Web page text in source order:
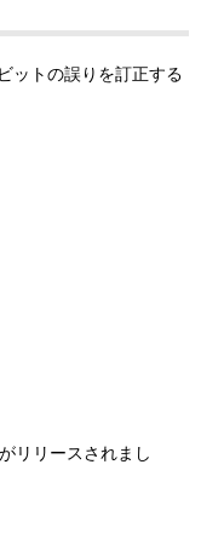
ットの誤りを訂正する
リリースされまし